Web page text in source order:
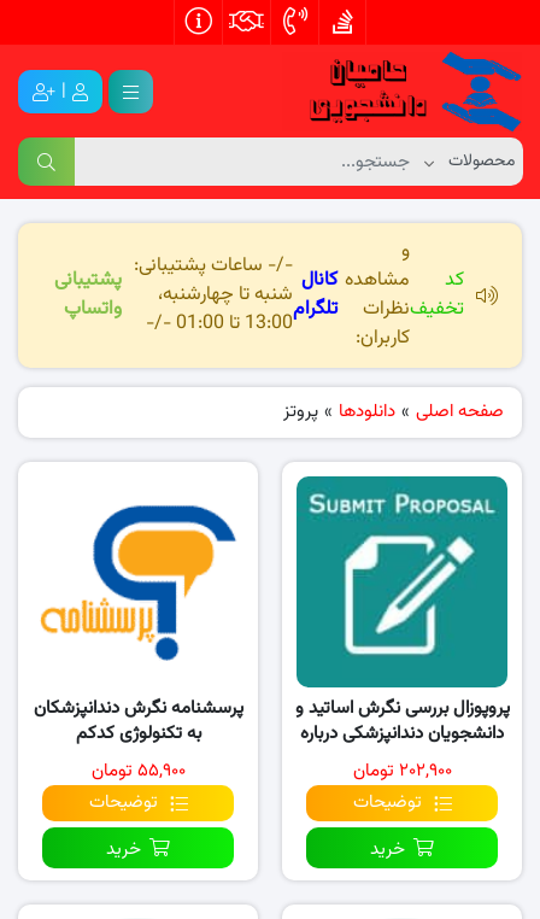
|
کد
تخفیف
و
مشاهده
نظرات
کاربران:
کانال
تلگرام
-/- ساعات پشتیبانی:
شنبه تا چهارشنبه،
13:00 تا 01:00 -/-
پشتیبانی
واتساپ
صفحه اصلی » دانلودها » پروتز
پروپوزال بررسی نگرش اساتید و
دانشجویان دندانپزشکی درباره
CAD/CAM…
۲۰۲,۹۰۰ تومان
توضیحات
خرید
پرسشنامه نگرش دندانپزشکان
به تکنولوژی کدکم
۵۵,۹۰۰ تومان
توضیحات
خرید